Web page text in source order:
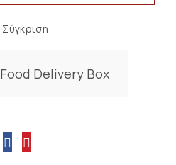
Σύγκριση
Food Delivery Box